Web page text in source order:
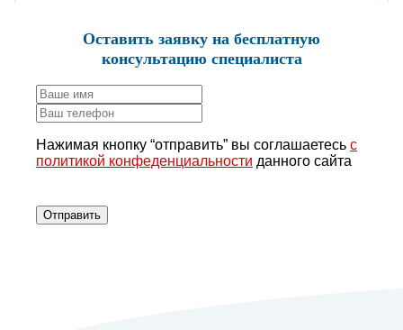
Оставить заявку на бесплатную
консультацию специалиста
Нажимая кнопку “отправить” вы соглашаетесь с
политикой конфеденциальности данного сайта
Отправить